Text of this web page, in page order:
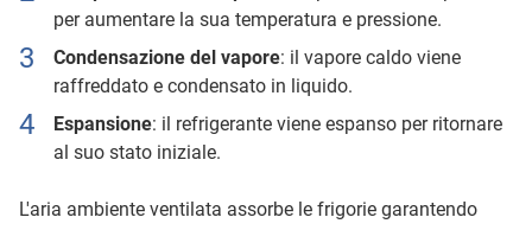
per aumentare la sua temperatura e pressione.
Condensazione del vapore: il vapore caldo viene
raffreddato e condensato in liquido.
Espansione: il refrigerante viene espanso per ritornare
al suo stato iniziale.
L'aria ambiente ventilata assorbe le frigorie garantendo